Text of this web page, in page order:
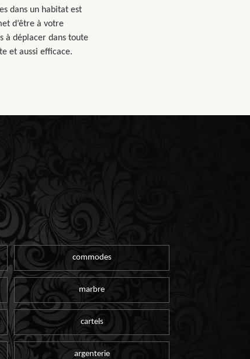
dans un habitat est
d’être à votre
à déplacer dans toute
et aussi efficace.
commodes
marbre
cartels
argenterie